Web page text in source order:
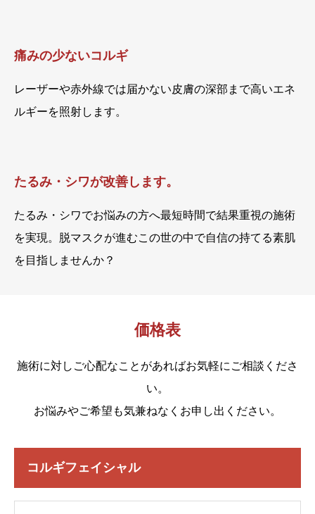
痛みの少ないコルギ
レーザーや赤外線では届かない皮膚の深部まで高いエネ
ルギーを照射します。
たるみ・シワが改善します。
たるみ・シワでお悩みの方へ最短時間で結果重視の施術
を実現。脱マスクが進むこの世の中で自信の持てる素肌
を目指しませんか？
価格表
施術に対しご心配なことがあればお気軽にご相談くださ
い。
お悩みやご希望も気兼ねなくお申し出ください。
コルギフェイシャル